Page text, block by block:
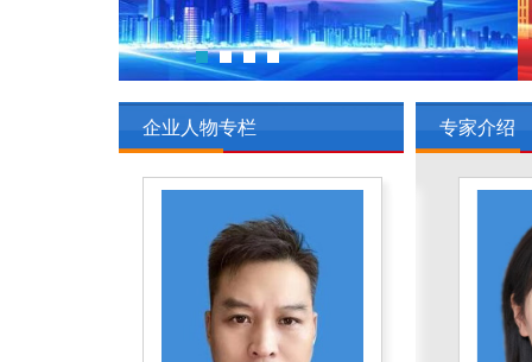
企业人物专栏 专家介绍